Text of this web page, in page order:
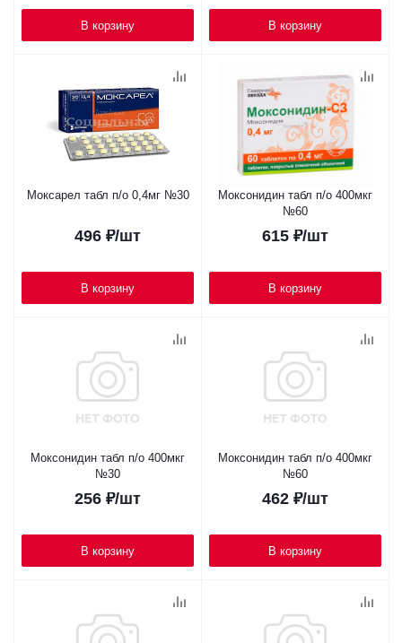
В корзину В корзину
Моксарел табл п/о 0,4мг №30
496 ₽/шт
В корзину
Моксонидин табл п/о 400мкг
№60
615 ₽/шт
В корзину
Моксонидин табл п/о 400мкг
№30
256 ₽/шт
В корзину
Моксонидин табл п/о 400мкг
№60
462 ₽/шт
В корзину